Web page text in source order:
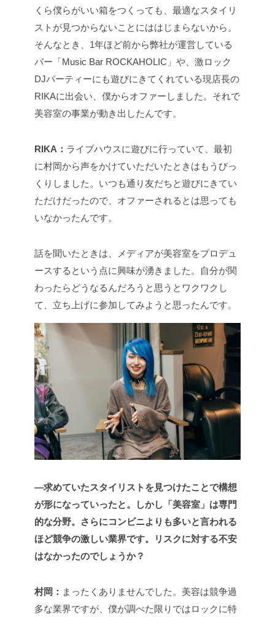
くら僕らがいい箱をつくっても、最適なスタイリ
ストが見つからないことにははじまらないから。
そんなとき、1年ほど前から弊社が運営している
バー「Music Bar ROCKAHOLIC」や、激ロック
DJパーティーにも遊びにきてくれている現店長の
RIKAに出会い、僕からオファーしました。それで
美容室の事業が動き出したんです。
RIKA： ライブハウスに遊びに行っていて、最初
に村岡から声をかけていただいたときはもうびっ
くりしました。いつも通り友だちと遊びにきてい
ただけだったので、オファーされるとは思っても
いなかったんです。
話を聞いたときは、メディアが美容室をプロデュ
ースするという点に興味が湧きました。自分が関
わったらどうなるんだろうと思うとワクワクし
て、立ち上げに参加してみようと思ったんです。
―求めていたスタイリストを見つけたことで構想
が形になっていったと。しかし「美容室」は専門
的な分野。さらにコンビニよりも多いと言われる
ほど競争の激しい業界です。リスクに対する不安
はなかったのでしょうか？
村岡： まったくありませんでした。美容は競争過
多な業界ですが、僕が調べた限りではロックに特